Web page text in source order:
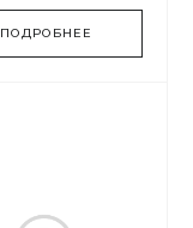
ПОДРОБНЕЕ